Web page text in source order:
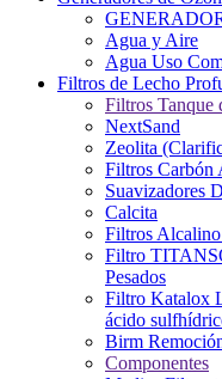
Agua y Aire
Agua Uso
Filtros de Lecho
Filtros Tanque
NextSand
Zeolita
Filtros Carbón
Suavizadores
Calcita
Filtros
Filtro
Pesados
Filtro Katalox
ácido
Birm
Componentes